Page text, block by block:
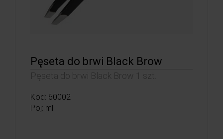
Pęseta do brwi Black Brow
Pęseta do brwi Black Brow 1 szt.
Kod: 60002
Poj: ml